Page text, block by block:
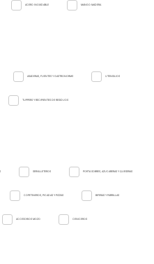
ACERO INOXIDABLE MANGO MADERA
ASADERAS, FUENTES Y GASTRONORMS UTENSILIOS
TUPPERS Y RECIPIENTES DE RESIDUOS
SERVILLETEROS PORTA SOBRES, AZUCARERAS Y QUESERAS
COPETINEROS, PICADAS Y PIZZAS BIFERAS Y PARRILLAS
ACCESORIOS MOZO CENICEROS